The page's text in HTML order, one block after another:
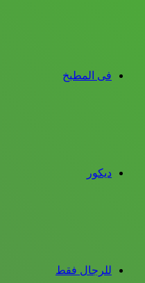
فى المطبخ
ديكور
للرجال فقط